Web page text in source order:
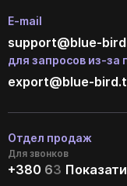
E-mail
support@blue-
для запросов из-за
export@blue-
Отдел продаж
Для звонков
+380 63